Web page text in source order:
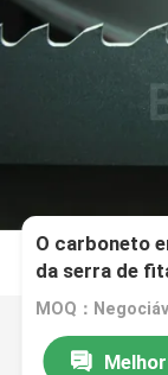
O carboneto
da serra de
microplaqueta
MOQ：